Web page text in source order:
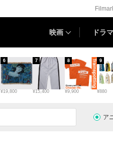
映画 ドラマ
¥19,800
6
¥15,400
7
¥9,900
8
¥880
9
ア